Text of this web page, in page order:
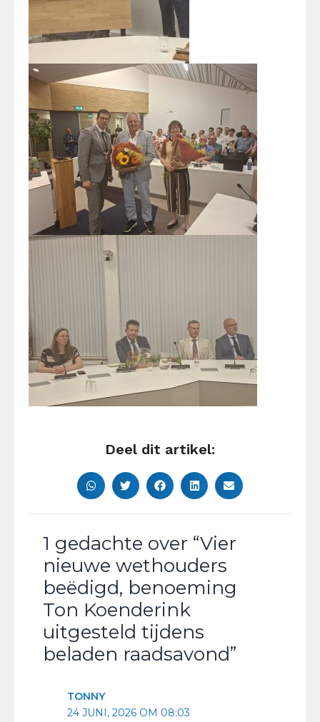
Deel dit artikel:
1 gedachte over “Vier
nieuwe wethouders
beëdigd, benoeming
Ton Koenderink
uitgesteld tijdens
beladen raadsavond”
TONNY
24 JUNI, 2026 OM 08:03